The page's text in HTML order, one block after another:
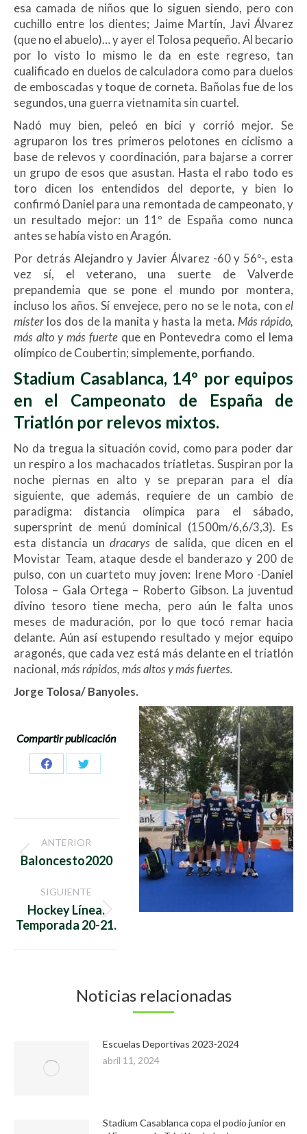
esa camada de niños que lo siguen siendo, pero con
cuchillo entre los dientes; Jaime Martín, Javi Álvarez
(que no el abuelo)… y ayer el Tolosa pequeño. Al becario
por lo visto lo mismo le da en este regreso, tan
cualificado en duelos de calculadora como para duelos
de emboscadas y toque de corneta. Bañolas fue de los
segundos, una guerra vietnamita sin cuartel.
Nadó muy bien, peleó en bici y corrió mejor. Se
agruparon los tres primeros pelotones en ciclismo a
base de relevos y coordinación, para bajarse a correr
un grupo de esos que asustan. Hasta el rabo todo es
toro dicen los entendidos del deporte, y bien lo
confirmó Daniel para una remontada de campeonato, y
un resultado mejor: un 11º de España como nunca
antes se había visto en Aragón.
Por detrás Alejandro y Javier Álvarez -60 y 56º-, esta
vez sí, el veterano, una suerte de Valverde
prepandemia que se pone el mundo por montera,
incluso los años. Sí envejece, pero no se le nota, con el
míster los dos de la manita y hasta la meta. Más rápido,
más alto y más fuerteque en Pontevedra como el lema
olímpico de Coubertin; simplemente, porfiando.
Stadium Casablanca, 14º por equipos
en el Campeonato de España de
Triatlón por relevos mixtos.
No da tregua la situación covid, como para poder dar
un respiro a los machacados triatletas. Suspiran por la
noche piernas en alto y se preparan para el día
siguiente, que además, requiere de un cambio de
paradigma: distancia olímpica para el sábado,
supersprint de menú dominical (1500m/6,6/3,3). Es
esta distancia undracarys de salida, que dicen en el
Movistar Team, ataque desde el banderazo y 200 de
pulso, con un cuarteto muy joven: Irene Moro -Daniel
Tolosa – Gala Ortega – Roberto Gibson. La juventud
divino tesoro tiene mecha, pero aún le falta unos
meses de maduración, por lo que tocó remar hacia
delante. Aún así estupendo resultado y mejor equipo
aragonés, que cada vez está más delante en el triatlón
nacional,más rápidos, más altos y más fuertes.
Jorge Tolosa/ Banyoles.
Compartir publicación
Share
Share
Navegación
entre
publicaciones
ANTERIOR
Publicación
Baloncesto2020
SIGUIENTE
Publicación
siguiente:
Hockey Línea.
Temporada 20-21.
Noticias relacionadas
Escuelas Deportivas 2023-2024
abril 11, 2024
Stadium Casablanca copa el podio junior en